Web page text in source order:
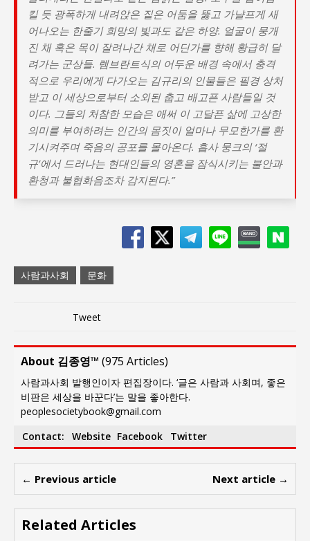
킬 듯 광폭하게 내려앉은 짙은 어둠을 뚫고 가냘프게 새
어나오는 한줄기 희망의 빛과도 같은 하양. 얼굴이 뭉개
진 채 혹은 목이 잘려나간 채로 어딘가를 향해 황급히 달
려가는 군상들. 렘브란트식의 어두운 배경 속에서 충격
적으로 우리에게 다가오는 김규리의 인물들은 필경 상처
받고 이 세상으로부터 소외된 춥고 배고픈 사람들일 것
이다. 그들의 처참한 모습은 애써 이 고달픈 삶에 고상한
의미를 부여하려는 인간의 몸짓이 얼마나 무모한가를 환
기시켜주며 죽음의 공포를 몰아온다. 흡사 뭉크의 ‘절
규’에서 드러나는 현대인들의 영혼을 잠식시키는 불안과
환청과 불협화음조차 감지된다.”
사람과사회 문화
Tweet
About 김종영™ (975 Articles)
사람과사회 발행인이자 편집장이다. ‘글은 사람과 사회며, 좋은
비판은 세상을 바꾼다’는 말을 좋아한다.
peoplesocietybook@gmail.com
Contact:
Website Facebook Twitter
← Previous article Next article →
Related Articles